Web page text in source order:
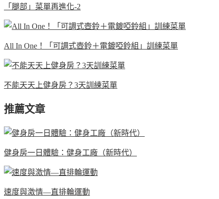
「腿部」菜單再進化-2
All In One！「可調式壺鈴＋電鍍啞鈴組」訓練菜單
不能天天上健身房？3天訓練菜單
推薦文章
健身房一日體驗：健身工廠（新時代）
速度與激情—直排輪運動